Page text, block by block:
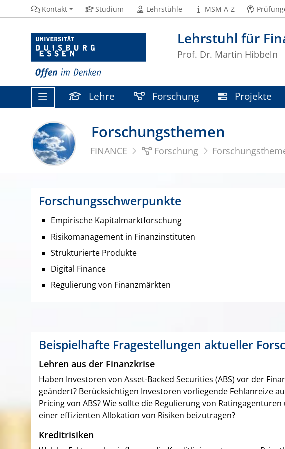
Lehrstuhl für
Prof. Dr. Martin Hibbeln
Kontakt Studium Lehrstühle MSM A-Z
Lehre Forschung Projekte
Forschungsthemen
FINANCE Forschung
Forschungsschwerpunkte
Empirische Kapitalmarktforschung
Risikomanagement in Finanzinstituten
Strukturierte Produkte
Digital Finance
Regulierung von Finanzmärkten
Beispielhafte Fragestellungen aktueller
Lehren aus der Finanzkrise
Haben Investoren von Asset-Backed Securities (ABS) vor der
geändert? Berücksichtigen Investoren vorliegende Fehlanreize
Pricing von ABS? Wie sollte die Regulierung von
einer effizienten Allokation von Risiken beizutragen?
Kreditrisiken